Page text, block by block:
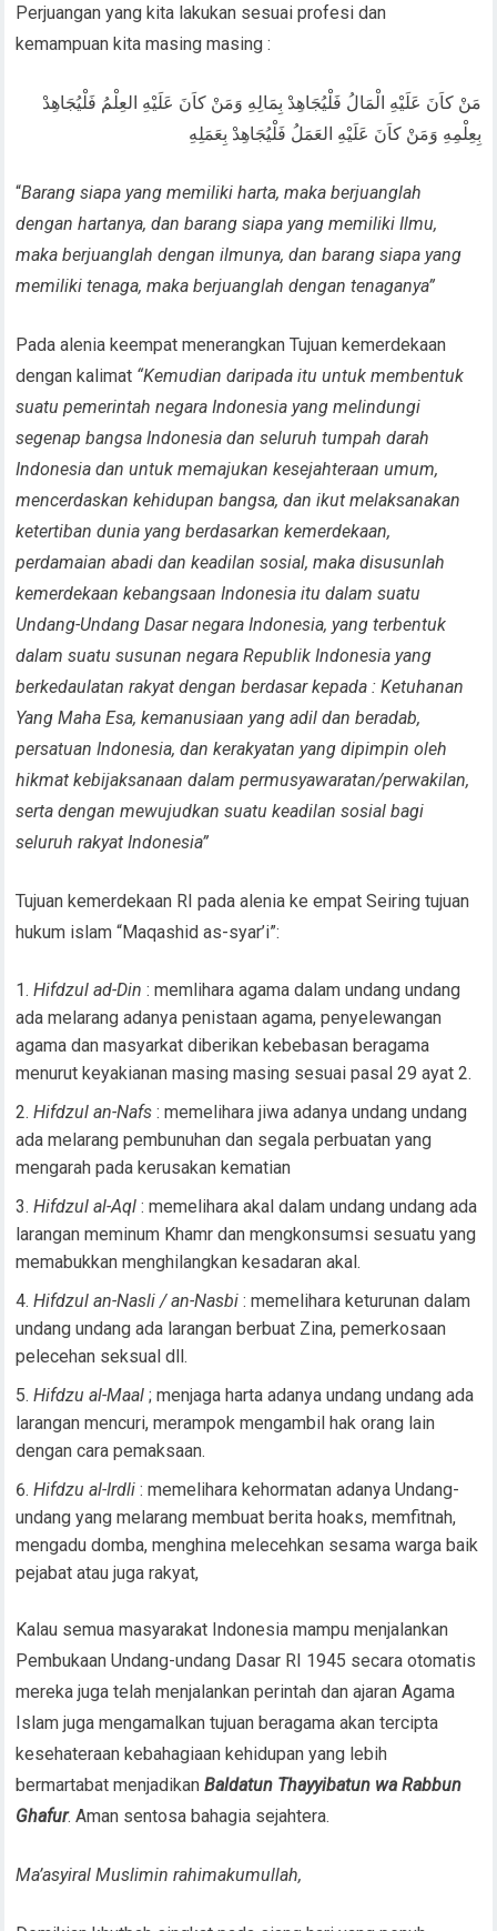
Perjuangan yang kita lakukan sesuai profesi dan
kemampuan kita masing masing :
مَنْ كاَنَ عَلَيْهِ الْمَالُ فَلْيُجَاهِدْ بِمَالِهِ وَمَنْ كاَنَ عَلَيْهِ العِلْمُ فَلْيُجَاهِدْ
بِعِلْمِهِ وَمَنْ كاَنَ عَلَيْهِ العَمَلُ فَلْيُجَاهِدْ بِعَمَلِهِ
“Barang siapa yang memiliki harta, maka berjuanglah
dengan hartanya, dan barang siapa yang memiliki Ilmu,
maka berjuanglah dengan ilmunya, dan barang siapa yang
memiliki tenaga, maka berjuanglah dengan tenaganya”
Pada alenia keempat menerangkan Tujuan kemerdekaan
dengan kalimat “Kemudian daripada itu untuk membentuk
suatu pemerintah negara Indonesia yang melindungi
segenap bangsa Indonesia dan seluruh tumpah darah
Indonesia dan untuk memajukan kesejahteraan umum,
mencerdaskan kehidupan bangsa, dan ikut melaksanakan
ketertiban dunia yang berdasarkan kemerdekaan,
perdamaian abadi dan keadilan sosial, maka disusunlah
kemerdekaan kebangsaan Indonesia itu dalam suatu
Undang-Undang Dasar negara Indonesia, yang terbentuk
dalam suatu susunan negara Republik Indonesia yang
berkedaulatan rakyat dengan berdasar kepada : Ketuhanan
Yang Maha Esa, kemanusiaan yang adil dan beradab,
persatuan Indonesia, dan kerakyatan yang dipimpin oleh
hikmat kebijaksanaan dalam permusyawaratan/perwakilan,
serta dengan mewujudkan suatu keadilan sosial bagi
seluruh rakyat Indonesia”
Tujuan kemerdekaan RI pada alenia ke empat Seiring tujuan
hukum islam “Maqashid as-syar’i”:
Hifdzul ad-Din : memlihara agama dalam undang undang
ada melarang adanya penistaan agama, penyelewangan
agama dan masyarkat diberikan kebebasan beragama
menurut keyakianan masing masing sesuai pasal 29 ayat 2.
Hifdzul an-Nafs: memelihara jiwa adanya undang undang
ada melarang pembunuhan dan segala perbuatan yang
mengarah pada kerusakan kematian
Hifdzul al-Aql : memelihara akal dalam undang undang ada
larangan meminum Khamr dan mengkonsumsi sesuatu yang
memabukkan menghilangkan kesadaran akal.
Hifdzul an-Nasli / an-Nasbi: memelihara keturunan dalam
undang undang ada larangan berbuat Zina, pemerkosaan
pelecehan seksual dll.
Hifdzu al-Maal; menjaga harta adanya undang undang ada
larangan mencuri, merampok mengambil hak orang lain
dengan cara pemaksaan.
Hifdzu al-Irdli : memelihara kehormatan adanya Undang-
undang yang melarang membuat berita hoaks, memfitnah,
mengadu domba, menghina melecehkan sesama warga baik
pejabat atau juga rakyat,
Kalau semua masyarakat Indonesia mampu menjalankan
Pembukaan Undang-undang Dasar RI 1945 secara otomatis
mereka juga telah menjalankan perintah dan ajaran Agama
Islam juga mengamalkan tujuan beragama akan tercipta
kesehateraan kebahagiaan kehidupan yang lebih
bermartabat menjadikanBaldatun Thayyibatun wa Rabbun
Ghafur. Aman sentosa bahagia sejahtera.
Ma’asyiral Muslimin rahimakumullah,